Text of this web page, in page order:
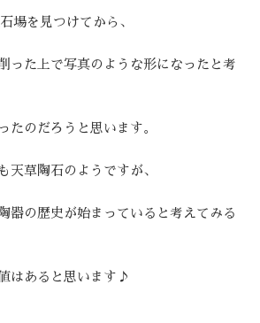
場を見つけてから、
った上で写真のような形になったと考
たのだろうと思います。
天草陶石のようですが、
器の歴史が始まっていると考えてみる
はあると思います♪